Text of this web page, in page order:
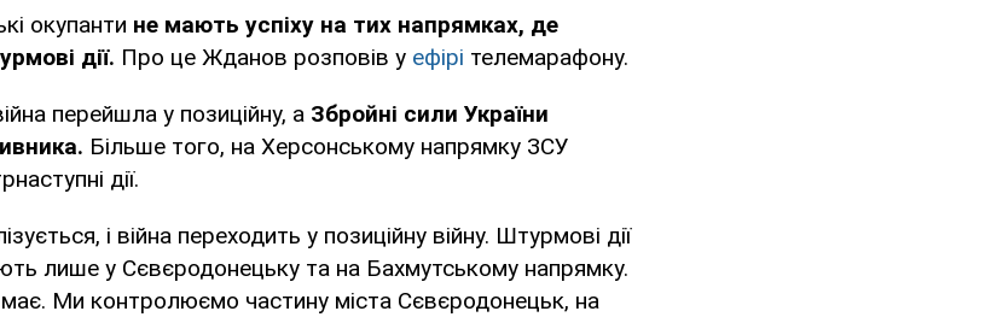
окупанти не мають успіху на тих напрямках, де
дії. Про це Жданов розповів у ефірі телемарафону.
перейшла у позиційну, а Збройні сили України
Більше того, на Херсонському напрямку ЗСУ
дії.
і війна переходить у позиційну війну. Штурмові дії
лише у Сєвєродонецьку та на Бахмутському напрямку.
має. Ми контролюємо частину міста Сєвєродонецьк, на